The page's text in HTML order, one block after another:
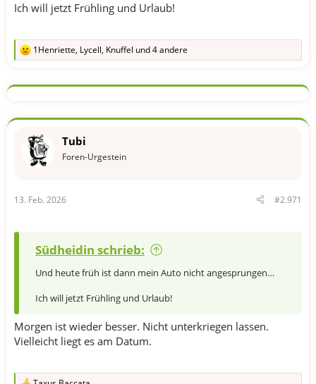
Ich will jetzt Frühling und Urlaub!
R
k
o
1Henriette, Lycell, Knuffel und 4 andere
Tubi
Foren-Urgestein
13. Feb. 2026 #2.971
Südheidin schrieb:
Und heute früh ist dann mein Auto nicht angesprungen…
Ich will jetzt Frühling und Urlaub!
Morgen ist wieder besser. Nicht unterkriegen lassen.
Vielleicht liegt es am Datum.